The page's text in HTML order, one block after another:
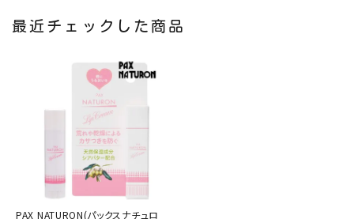
最近チェックした商品
PAX NATURON(パックスナチュロ